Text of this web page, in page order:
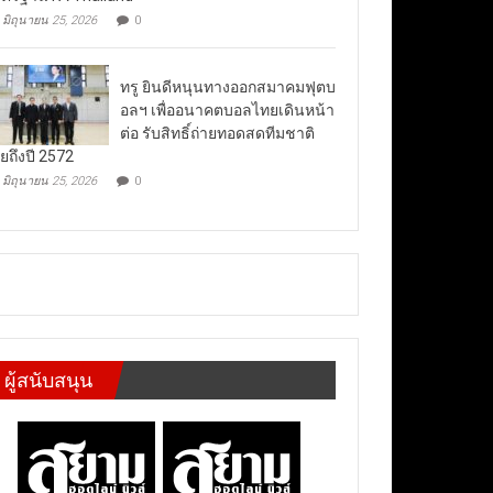
มิถุนายน 25, 2026 0
ทรู ยินดีหนุนทางออกสมาคมฟุตบ
อลฯ เพื่ออนาคตบอลไทยเดินหน้า
ต่อ รับสิทธิ์ถ่ายทอดสดทีมชาติ
ถึงปี 2572
มิถุนายน 25, 2026 0
ผู้สนับสนุน